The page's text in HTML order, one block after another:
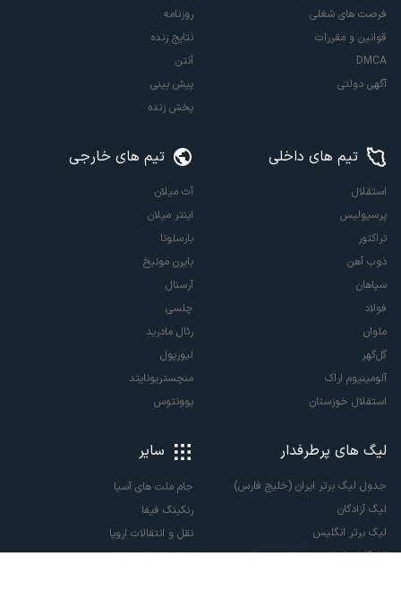
فرصت های شغلی
قوانین و مقررات
DMCA
آگهی دولتی
روزنامه
نتایج زنده
آنتن
پیش بینی
پخش زنده
تیم های داخلی
استقلال
پرسپولیس
تراکتور
ذوب آهن
سپاهان
فولاد
ملوان
گل‌گهر
آلومینیوم اراک
استقلال خوزستان
تیم های خارجی
آث میلان
اینتر میلان
بارسلونا
بایرن مونیخ
آرسنال
چلسی
رئال مادرید
لیورپول
منچستریونایتد
یوونتوس
لیگ های پرطرفدار
جدول لیگ برتر ایران (خلیج فارس)
لیگ آزادگان
لیگ برتر انگلیس
لالیگا اسپانیا
سایر
جام ملت های آسیا
رنکینگ فیفا
نقل و انتقالات اروپا
نقل و انتقالات ایران